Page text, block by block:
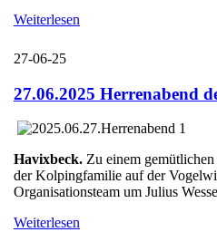
Weiterlesen
27-06-25
27.06.2025 Herrenabend
Havixbeck. Zu einem
der Kolpingfamilie auf der
Organisationsteam um Julius
Weiterlesen